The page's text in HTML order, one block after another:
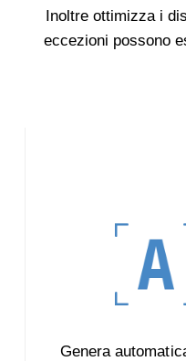
Inoltre ottimizza i
eccezioni possono
Genera